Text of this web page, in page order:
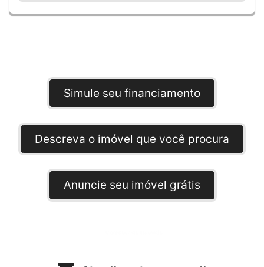
Simule seu financiamento
Descreva o imóvel que você procura
Anuncie seu imóvel grátis